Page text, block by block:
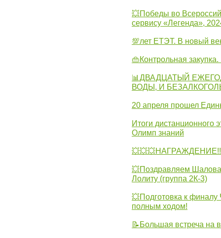
💥Победы во
сервису «Легенда»,
💯лет ЕТЭТ. В новый
👜Контрольная
📊ДВАДЦАТЫЙ
ВОДЫ, И
20 апреля прошел
Итоги дистанционного
Олимп знаний
💥Поздравляем
Лолиту (группа 2К-3)
💥Подготовка к
полным ходом!
📝Большая встреча на